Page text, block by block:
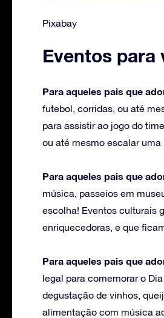
Pixabay
Eventos para
Para aqueles pais que
futebol, corridas, ou até
para assistir ao jogo do
ou até mesmo escalar uma
Para aqueles pais que
música, passeios em
escolha! Eventos culturais
enriquecedoras, e que
Para aqueles pais que
legal para comemorar o
degustação de vinhos,
alimentação com música